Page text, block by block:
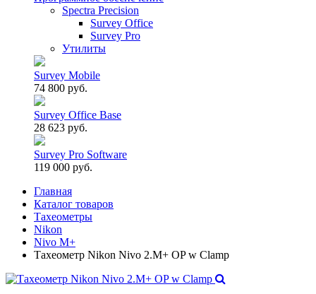
Spectra Precision
Survey Office
Survey Pro
Утилиты
Survey Mobile
74 800 руб.
Survey Office Base
28 623 руб.
Survey Pro Software
119 000 руб.
Главная
Каталог товаров
Тахеометры
Nikon
Nivo M+
Тахеометр Nikon Nivo 2.М+ OP w Clamp